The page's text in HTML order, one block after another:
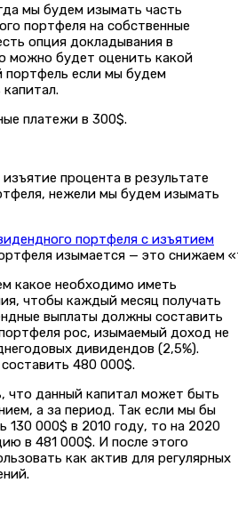
мы будем изымать часть
портфеля на собственные
опция докладывания в
можно будет оценить какой
портфель если мы будем
платежи в 300$.
процента в результате
нежели мы будем изымать
изымается — это снижаем
какое необходимо иметь
чтобы каждый месяц получать
выплаты должны составить
рос, изымаемый доход не
дивидендов (2,5%).
480 000$.
что данный капитал может быть
а за период. Так если мы бы
130 000$ в 2010 году, то на 2020
в 481 000$. И после этого
как актив для регулярных